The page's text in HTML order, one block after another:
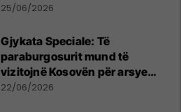
25/06/2026
​Gjykata Speciale: Të
paraburgosurit mund të
vizitojnë Kosovën për arsye
humanitare
22/06/2026